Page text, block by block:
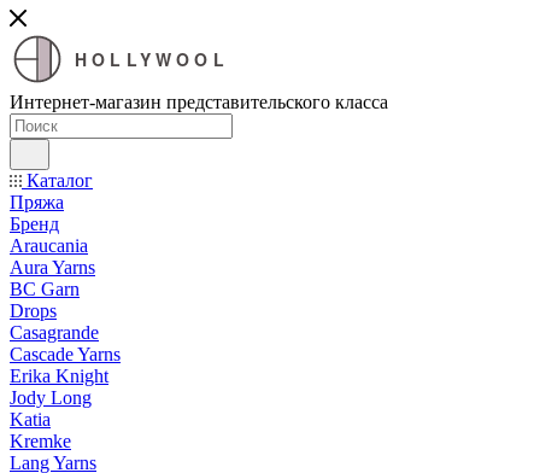
HOLLYWOOL
Интернет-магазин представительского класса
Каталог
Пряжа
Бренд
Araucania
Aura Yarns
BC Garn
Drops
Casagrande
Cascade Yarns
Erika Knight
Jody Long
Katia
Kremke
Lang Yarns